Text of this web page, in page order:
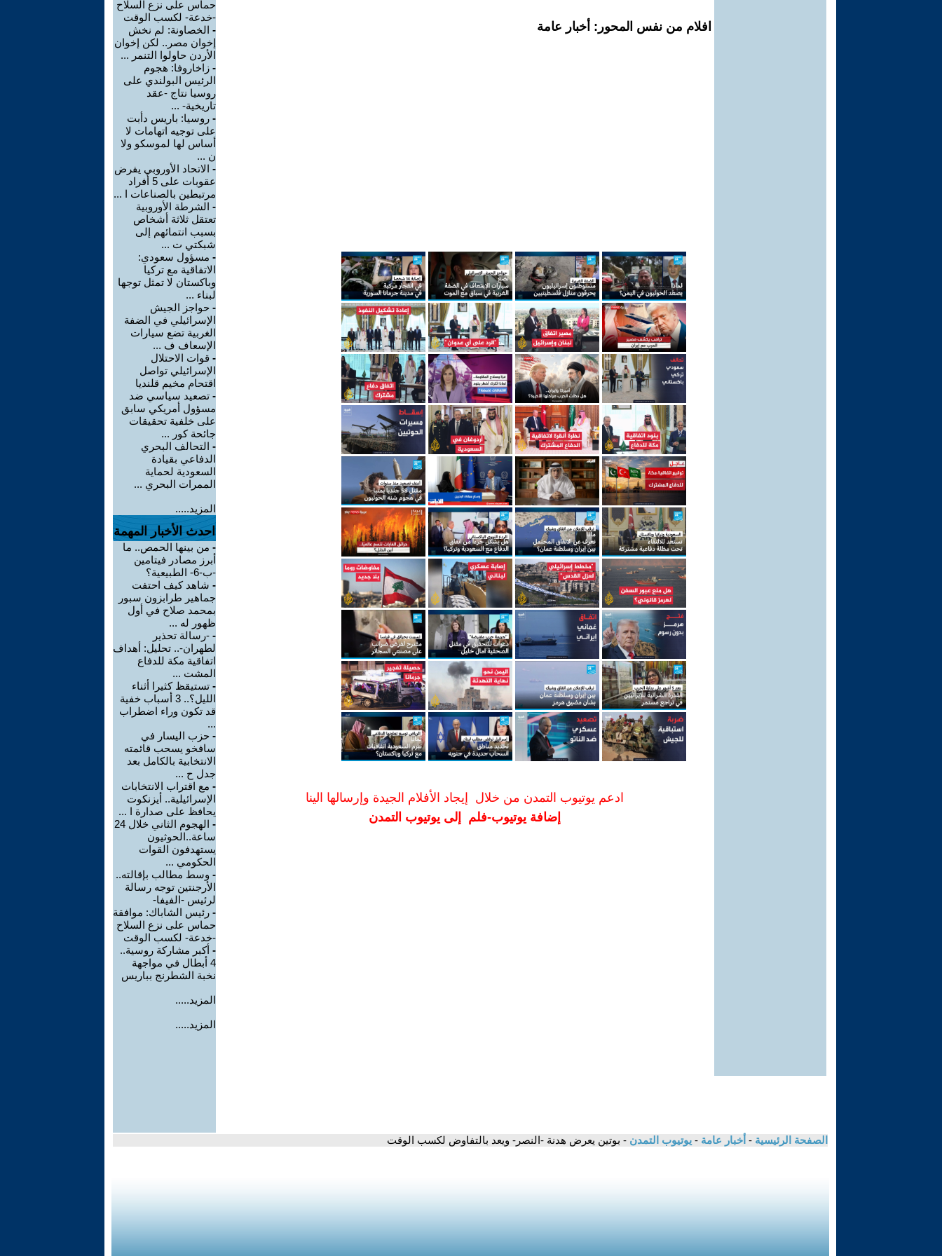
افلام من نفس المحور: أخبار عامة
ادعم يوتيوب التمدن من خلال إيجاد الأفلام الجيدة وإرسالها الينا
إضافة يوتيوب-فلم إلى يوتيوب التمدن
حماس على نزع السلاح
-خدعة- لكسب الوقت
- الخصاونة: لم نخش
إخوان مصر.. لكن إخوان
الأردن حاولوا التنمر ...
- زاخاروفا: هجوم
الرئيس البولندي على
روسيا نتاج -عقد
تاريخية- ...
- روسيا: باريس دأبت
على توجيه اتهامات لا
أساس لها لموسكو ولا
ن ...
- الاتحاد الأوروبي يفرض
عقوبات على 5 أفراد
مرتبطين بالصناعات ا ...
- الشرطة الأوروبية
تعتقل ثلاثة أشخاص
بسبب انتمائهم إلى
شبكتي ت ...
- مسؤول سعودي:
الاتفاقية مع تركيا
وباكستان لا تمثل توجها
لبناء ...
- حواجز الجيش
الإسرائيلي في الضفة
الغربية تضع سيارات
الإسعاف ف ...
- قوات الاحتلال
الإسرائيلي تواصل
اقتحام مخيم قلنديا
- تصعيد سياسي ضد
مسؤول أمريكي سابق
على خلفية تحقيقات
جائحة كور ...
- التحالف البحري
الدفاعي بقيادة
السعودية لحماية
الممرات البحري ...
المزيد.....
احدث الأخبار المهمة
- من بينها الحمص.. ما
أبرز مصادر فيتامين
-ب-6- الطبيعية؟
- شاهد كيف احتفت
جماهير طرابزون سبور
بمحمد صلاح في أول
ظهور له ...
- -رسالة تحذير
لطهران-.. تحليل: أهداف
اتفاقية مكة للدفاع
المشت ...
- تستيقظ كثيرا أثناء
الليل؟.. 3 أسباب خفية
قد تكون وراء اضطراب
...
- حزب اليسار في
سافخو يسحب قائمته
الانتخابية بالكامل بعد
جدل ح ...
- مع اقتراب الانتخابات
الإسرائيلية.. أيزنكوت
يحافظ على صدارة ا ...
-
الهجوم الثاني خلال 24
ساعة..الحوثيون
يستهدفون القوات
الحكومي ...
- وسط مطالب بإقالته..
الأرجنتين توجه رسالة
لرئيس -الفيفا-
- رئيس الشاباك: موافقة
حماس على نزع السلاح
-خدعة- لكسب الوقت
- أكبر مشاركة روسية..
4 أبطال في مواجهة
نخبة الشطرنج بباريس
المزيد.....
المزيد.....
الصفحة الرئيسية - أخبار عامة - يوتيوب التمدن - بوتين يعرض هدنة -النصر- ويعد بالتفاوض لكسب الوقت